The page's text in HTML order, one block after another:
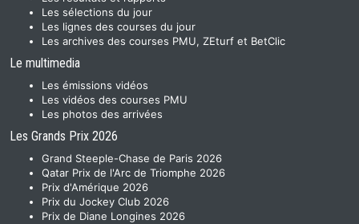
Les sélections du jour
Les lignes des courses du jour
Les archives des courses PMU, ZEturf et BetClic
Le multimedia
Les émissions vidéos
Les vidéos des courses PMU
Les photos des arrivées
Les Grands Prix 2026
Grand Steeple-Chase de Paris 2026
Qatar Prix de l'Arc de Triomphe 2026
Prix d'Amérique 2026
Prix du Jockey Club 2026
Prix de Diane Longines 2026